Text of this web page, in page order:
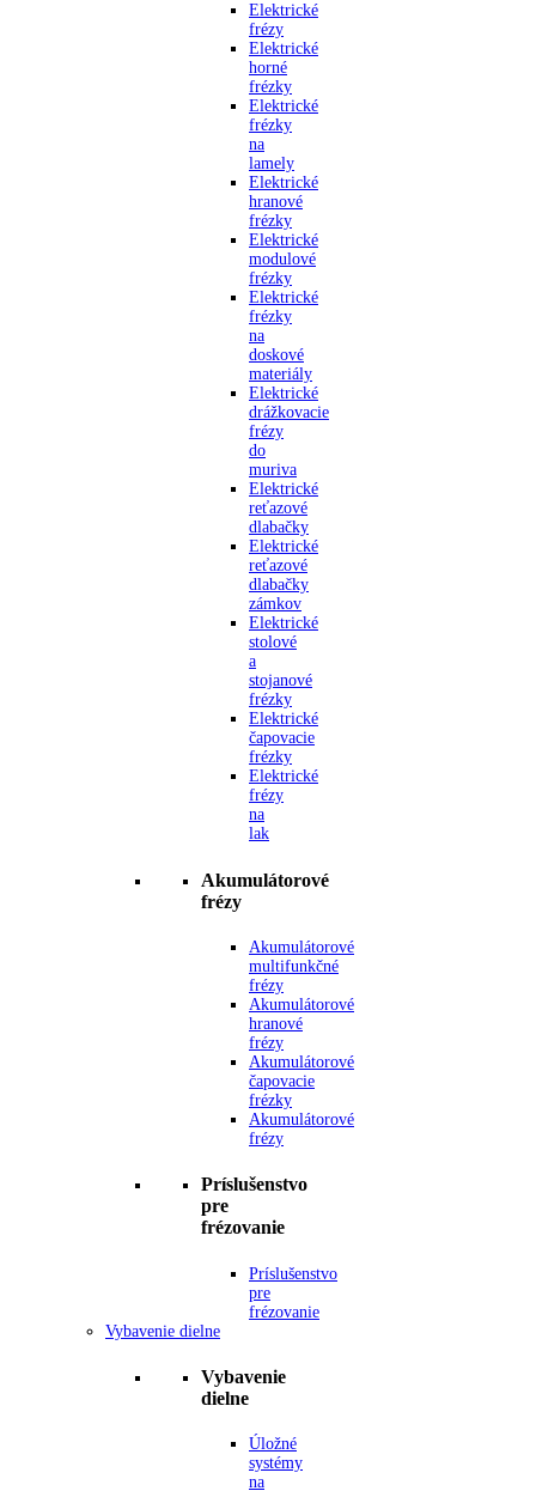
Elektrické
frézy
Elektrické
horné
frézky
Elektrické
frézky
na
lamely
Elektrické
hranové
frézky
Elektrické
modulové
frézky
Elektrické
frézky
na
doskové
materiály
Elektrické
drážkovacie
frézy
do
muriva
Elektrické
reťazové
dlabačky
Elektrické
reťazové
dlabačky
zámkov
Elektrické
stolové
a
stojanové
frézky
Elektrické
čapovacie
frézky
Elektrické
frézy
na
lak
Akumulátorové
frézy
Akumulátorové
multifunkčné
frézy
Akumulátorové
hranové
frézy
Akumulátorové
čapovacie
frézky
Akumulátorové
frézy
Príslušenstvo
pre
frézovanie
Príslušenstvo
pre
frézovanie
Vybavenie dielne
Vybavenie
dielne
Úložné
systémy
na